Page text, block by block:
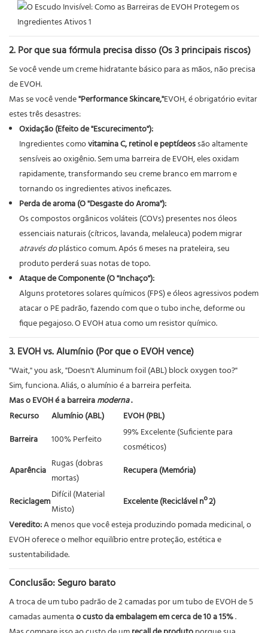
2. Por que sua fórmula precisa disso (Os 3 principais riscos)
Se você vende um creme hidratante básico para as mãos, não precisa
de EVOH.
Mas se você vende"Performance Skincare,"EVOH, é obrigatório evitar
estes três desastres:
Oxidação (Efeito de "Escurecimento"):
Ingredientes comovitamina C, retinol e peptídeossão altamente
sensíveis ao oxigênio. Sem uma barreira de EVOH, eles oxidam
rapidamente, transformando seu creme branco em marrom e
tornando os ingredientes ativos ineficazes.
Perda de aroma (O "Desgaste do Aroma"):
Os compostos orgânicos voláteis (COVs) presentes nos óleos
essenciais naturais (cítricos, lavanda, melaleuca) podem migrar
através doplástico comum. Após 6 meses na prateleira, seu
produto perderá suas notas de topo.
Ataque de Componente (O "Inchaço"):
Alguns protetores solares químicos (FPS) e óleos agressivos podem
atacar o PE padrão, fazendo com que o tubo inche, deforme ou
fique pegajoso. O EVOH atua como um resistor químico.
3. EVOH vs. Alumínio (Por que o EVOH vence)
"Wait," you ask, "Doesn't Aluminum foil (ABL) block oxygen too?"
Sim, funciona. Aliás, o alumínio é a barreira perfeita.
Mas o EVOH é a barreiramoderna.
Recurso
Alumínio (ABL)
EVOH (PBL)
Barreira
100% Perfeito
99% Excelente (Suficiente para
cosméticos)
Aparência
Rugas (dobras
mortas)
Recupera (Memória)
Reciclagem
Difícil (Material
Misto)
Excelente (Reciclável nº 2)
Veredito:A menos que você esteja produzindo pomada medicinal, o
EVOH oferece o melhor equilíbrio entre proteção, estética e
sustentabilidade.
Conclusão: Seguro barato
A troca de um tubo padrão de 2 camadas por um tubo de EVOH de 5
camadas aumentao custo da embalagem em cerca de 10 a 15%.